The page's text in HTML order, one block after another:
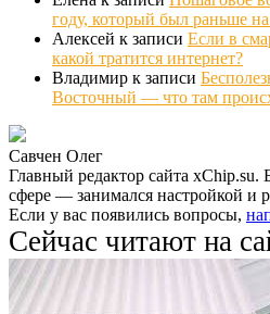
году, который был раньше
Алексей к записи Если в
какой тратится интернет?
Владимир к записи
Восточный — что там
Савчен Олег
Главный редактор сайта xChip.su.
сфере — занимался настройкой и
Если у вас появились вопросы,
Сейчас читают на